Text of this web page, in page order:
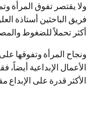
ولا يقتصر تفوق المرأة
فريق الباحثين أستاذة
أكثر تحملاً للضغوط
ونجاح المرأة وتفوقها
الأعمال الإبداعية
الأكثر قدرة على